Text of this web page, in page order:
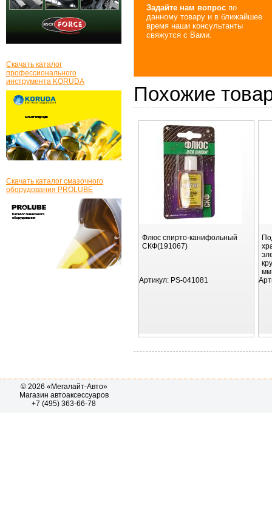
Задайте нам вопрос по
данному товару и в ближайшее
время наши консультанты
свяжутся с Вами.
Похожие
Флюс спирто-канифольный
СКФ(191067)
Артикул: PS-041081
Скачать каталог
профессионального
инструмента KORUDA
Скачать каталог смазочного
оборудования PROLUBE
© 2026 «Мегалайт-Авто»
Магазин автоаксессуаров
+7 (495) 363-66-78